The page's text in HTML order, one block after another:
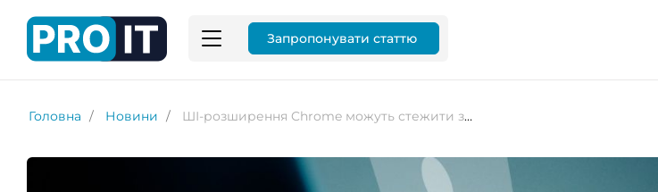
Запропонувати статтю
Головна Новини ШІ-розширення Chrome можуть стежити за вашими даними